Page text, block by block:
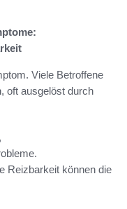
Viele Betroffene
oft ausgelöst durch
Reizbarkeit können die